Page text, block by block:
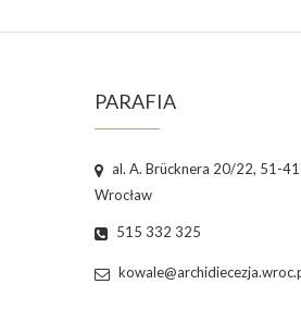
PARAFIA
al. A. Brücknera 20/22, 51-
Wrocław
515 332 325